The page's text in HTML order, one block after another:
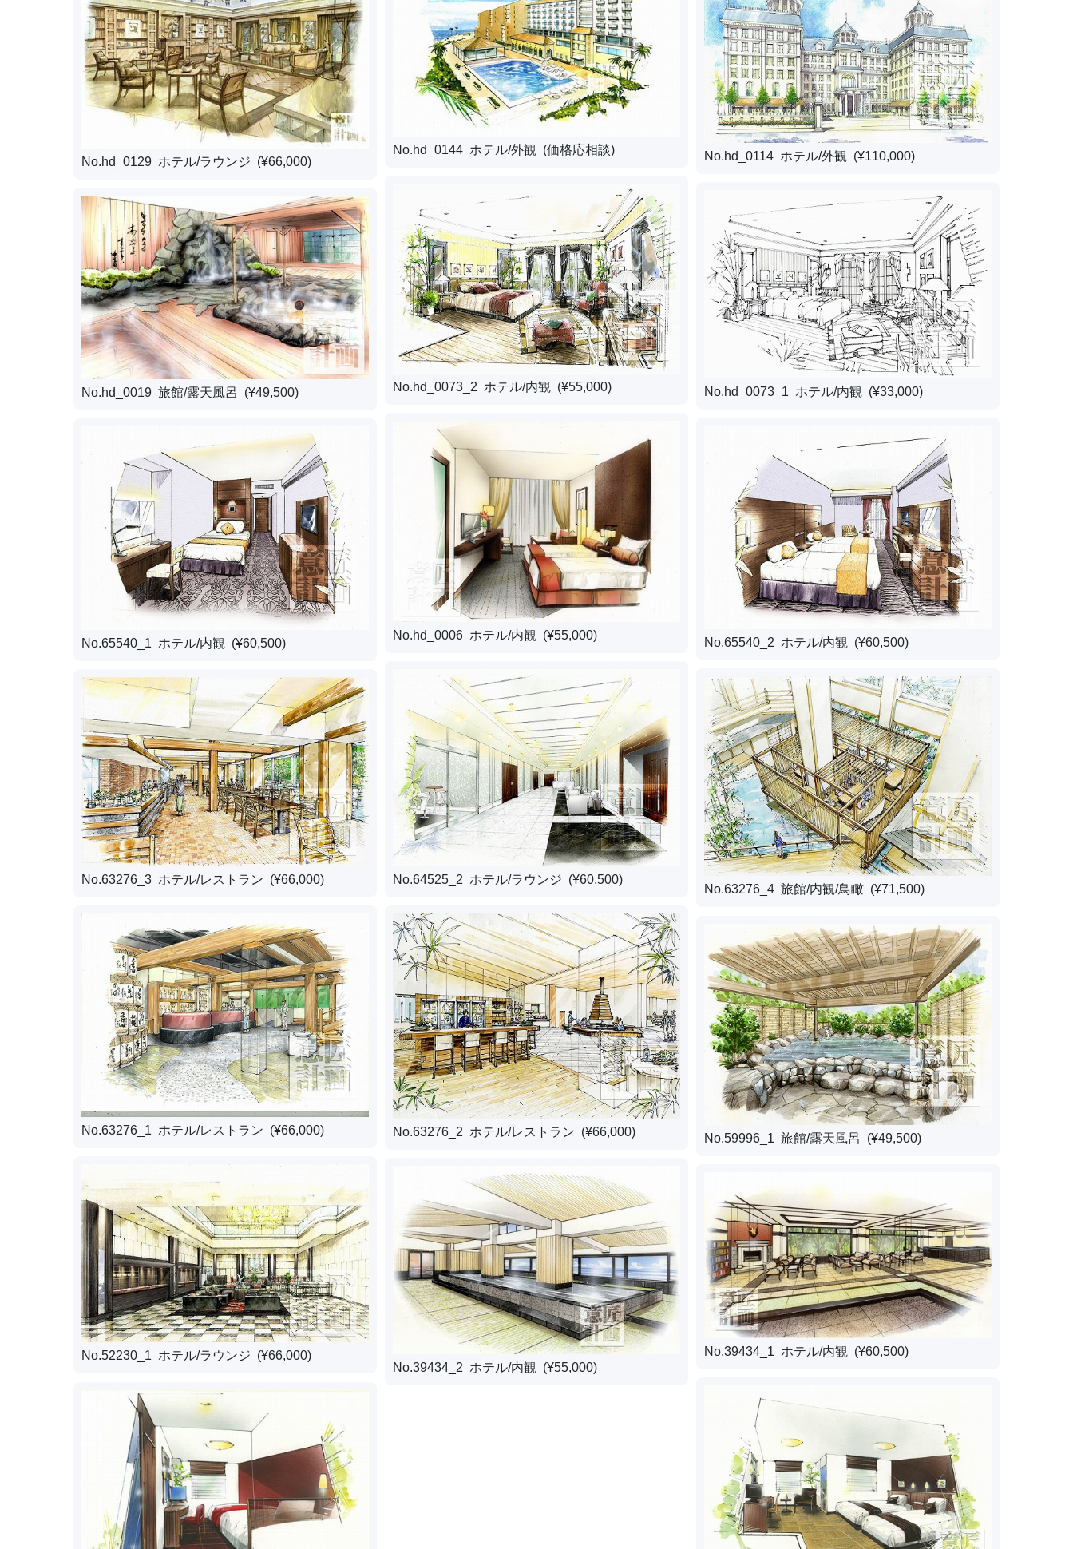
No.hd_0144 ホテル/外観 (価格応相談)
No.hd_0129 ホテル/ラウンジ (¥66,000)
No.hd_0114 ホテル/外観 (¥110,000)
No.hd_0073_2 ホテル/内観 (¥55,000) No.hd_0073_1 ホテル/内観 (¥33,000)
No.hd_0019 旅館/露天風呂 (¥49,500)
No.hd_0006 ホテル/内観 (¥55,000)
No.65540_2 ホテル/内観 (¥60,500)
No.65540_1 ホテル/内観 (¥60,500)
No.64525_2 ホテル/ラウンジ (¥60,500)
No.63276_4 旅館/内観/鳥瞰 (¥71,500)
No.63276_3 ホテル/レストラン (¥66,000)
No.63276_2 ホテル/レストラン (¥66,000)
No.63276_1 ホテル/レストラン (¥66,000)
No.59996_1 旅館/露天風呂 (¥49,500)
No.52230_1 ホテル/ラウンジ (¥66,000)
No.39434_2 ホテル/内観 (¥55,000)
No.39434_1 ホテル/内観 (¥60,500)